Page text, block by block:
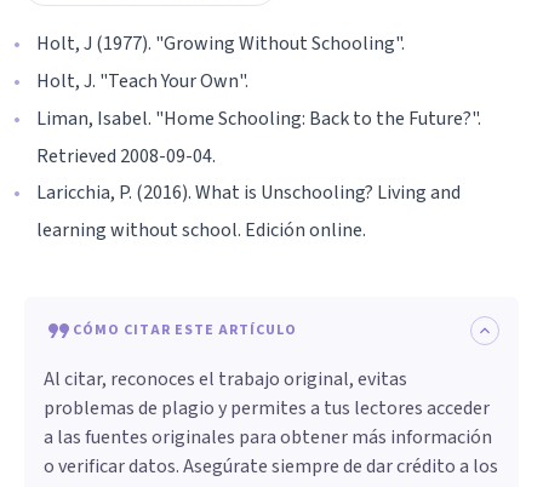
Holt, J (1977). "Growing Without Schooling".
Holt, J. "Teach Your Own".
Liman, Isabel. "Home Schooling: Back to the Future?".
Retrieved 2008-09-04.
Laricchia, P. (2016). What is Unschooling? Living and
learning without school. Edición online.
CÓMO CITAR ESTE ARTÍCULO
Al citar, reconoces el trabajo original, evitas
problemas de plagio y permites a tus lectores acceder
a las fuentes originales para obtener más información
o verificar datos. Asegúrate siempre de dar crédito a los